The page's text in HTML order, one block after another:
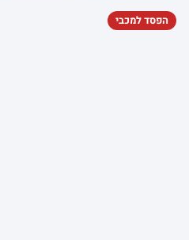
הפסד למכבי